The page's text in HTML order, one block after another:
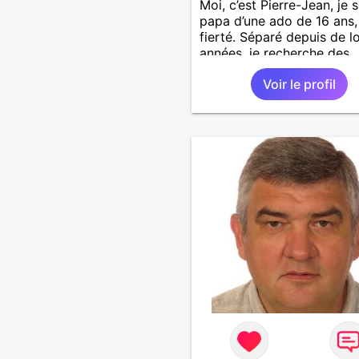
Moi, c’est Pierre-Jean, je
papa d’une ado de 16
fierté. Séparé depuis de
années, je recherche des
affinités amicales afin de
rompre une solitude
difficile à gérer ainsi que
le vague à l’âme. L’amitié
yeux mais peut se décliner
des sentiments plus
« Le temps fera son œuvre
disait Arthur
philosophe allemand que
J’aime discuter sans pour
être trop locace. Je suis
de qualités avec très peu
défauts. Je suis altruiste,
bienveillant, empathique,
attentionné, honnête,
respectueux, doux de
et compréhensif : je laisse
Voir le profil